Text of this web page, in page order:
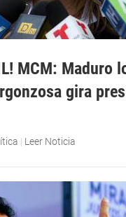
MCM: Maduro
gira
| Leer Noticia